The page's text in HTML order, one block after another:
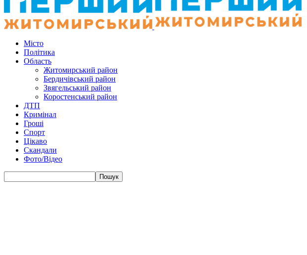
Місто
Політика
Область
Житомирський район
Бердичівський район
Звягельський район
Коростенський район
ДТП
Кримінал
Гроші
Спорт
Цікаво
Скандали
Фото/Відео